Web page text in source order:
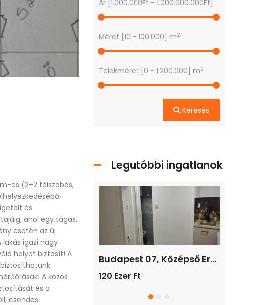
es (2+2 félszobás,
és
ahol egy tágas,
esetén az új
igazi nagy
helyet biztosít! A
A közös
és a
csendes
Ár [ 1.000.000Ft - 1.000.000.000Ft
Méret [ 10 - 100.000 ] m2
Telekméret [ 0 - 1.200.000 ] m2
Keresés
Legutóbbi ingatlanok
Ft
Budapest 07, Középső Erzsébetváros / társasházi lakás / tégla / 1 szoba / 8 m²
120 Ezer Ft